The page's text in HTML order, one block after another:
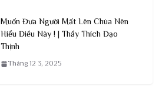
Muốn Đưa Người Mất Lên Chùa Nên
Hiểu Điều Này ! | Thầy Thích Đạo
Thịnh
Tháng 12 3, 2025